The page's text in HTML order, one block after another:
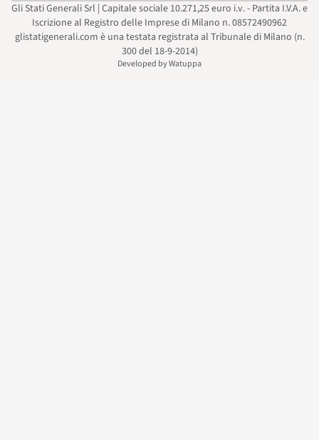
Gli Stati Generali Srl | Capitale sociale 10.271,25 euro i.v. - Partita I.V.A. e
Iscrizione al Registro delle Imprese di Milano n. 08572490962
glistatigenerali.com è una testata registrata al Tribunale di Milano (n.
300 del 18-9-2014)
Developed by Watuppa